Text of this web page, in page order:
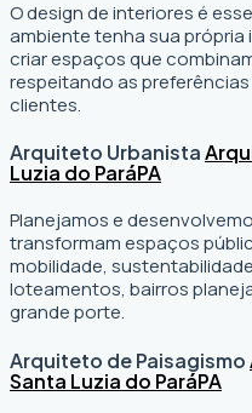
O design de interiores é
ambiente tenha sua
criar espaços que
respeitando as
clientes.
Arquiteto Urbanista
Luzia do ParáPA
Planejamos e
transformam espaços
mobilidade,
loteamentos, bairros
grande porte.
Arquiteto de Paisagismo
Santa Luzia do ParáPA